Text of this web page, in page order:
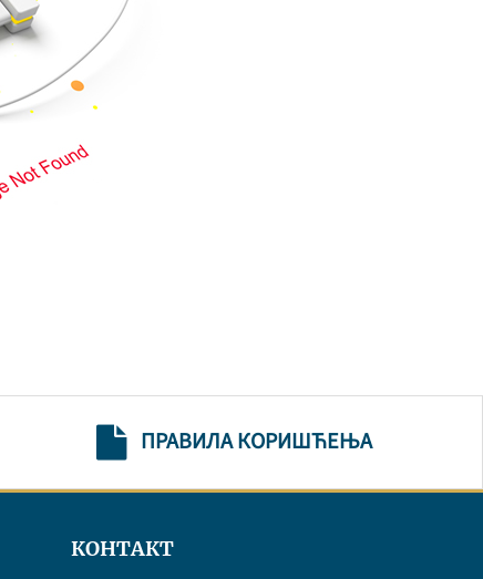
ПРАВИЛА КОРИШЋЕЊА
КОНТАКТ